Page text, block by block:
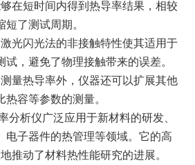
在短时间内得到热导率结果，相较
了测试周期。
光闪光法的非接触特性使其适用于
，避免了物理接触带来的误差。
量热导率外，仪器还可以扩展其他
容等参数的测量。
分析仪广泛应用于新材料的研发、
电子器件的热管理等领域。它的高
推动了材料热性能研究的进展。